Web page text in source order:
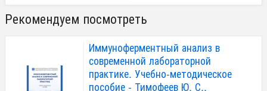
Рекомендуем посмотреть
Иммуноферментный анализ в
современной лабораторной
практике. Учебно-методическое
пособие - Тимофеев Ю. С.,